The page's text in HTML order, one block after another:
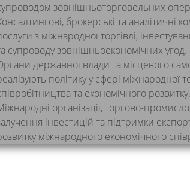
зовнішньоторговельних
брокерські та аналітичні
з міжнародної торгівлі,
супроводу зовнішньоекономічних угод.
державної влади та місцевого
політику у сфері міжнародної
та економічного розвитку.
організації, торгово-
інвестицій та підтримки
міжнародного економічного